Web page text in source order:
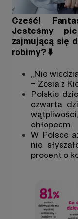
Cześć!
Jesteśmy
zajmującą się
robimy? ⬇️
Nie
– Zosia z
Polskie
czwarta
chłopcem.
W Polsce
nie
procent o